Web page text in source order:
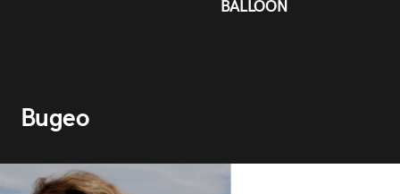
BALLOON
Видео